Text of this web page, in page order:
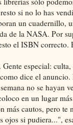
si no lo has
un cuadernillo,
de la NASA. Por
el ISBN correcto.
especial:
dice el
no se hayan
en un lugar
más cautos, pero
ojos si pudiera...",